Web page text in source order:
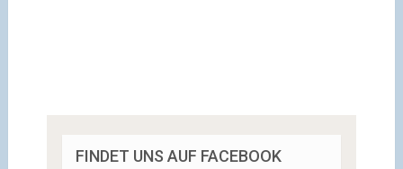
FINDET UNS AUF FACEBOOK